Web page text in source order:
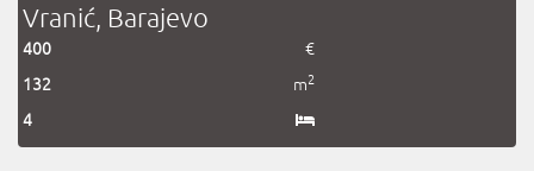
Vranić, Barajevo
400
€
132
m2
4